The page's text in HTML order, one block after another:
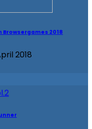
Browsergames 2018
2018